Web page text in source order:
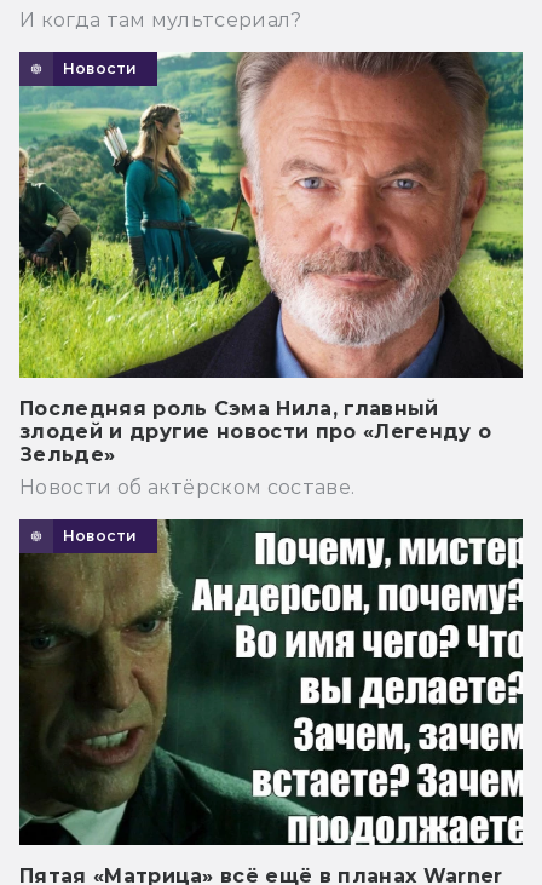
И когда там мультсериал?
Новости
Последняя роль Сэма Нила, главный
злодей и другие новости про «Легенду о
Зельде»
Новости об актёрском составе.
Новости
Пятая «Матрица» всё ещё в планах Warner